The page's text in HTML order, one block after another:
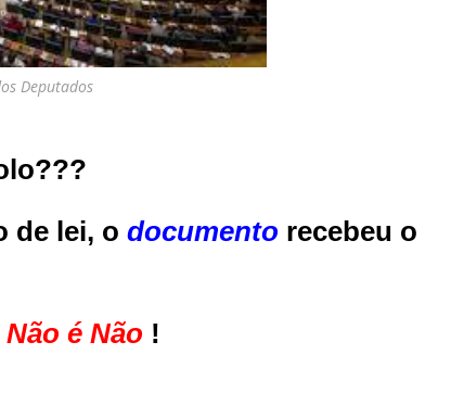
Deputados
de lei, o documento recebeu o
é Não !